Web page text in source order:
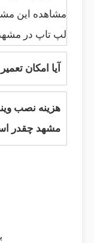
مشاهده این
لپ تاپ در
آیا امکان
هزینه نصب
مشهد چقدر